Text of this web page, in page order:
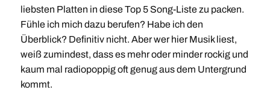
liebsten Platten in diese Top 5 Song-Liste zu packen.
Fühle ich mich dazu berufen? Habe ich den
Überblick? Definitiv nicht. Aber wer hier Musik liest,
weiß zumindest, dass es mehr oder minder rockig und
kaum mal radiopoppig oft genug aus dem Untergrund
kommt.